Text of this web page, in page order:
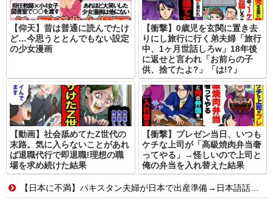
【仰天】昔は普通に読んでたけ
ど…今思うととんでもない設定
の少女漫画
【衝撃】0歳児を玄関に置き去
りにし旅行に行く弟夫婦「旅行
中、1ヶ月世話しろw」18年後
に返せと言われ「お前らの子
供、捨てたよ?」「は!?」
【動画】社会舐めてたZ世代の
末路。気に入らないことがあれ
ば退職代行で即退職!理想の職
場を求め続けた結果
【衝撃】プレゼン当日、いつも
ケチな上司が「高級焼肉弁当奢
ってやる」→怪しいので上司と
俺の弁当を入れ替えた結果
【日本に不満】パキスタン夫婦が日本で出産準備→日本語話せないため病院に断られる